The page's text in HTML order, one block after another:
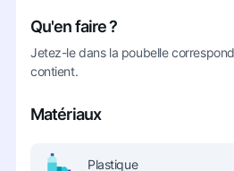
Qu'en faire ?
Jetez-le dans la poubelle
contient.
Matériaux
Plastique